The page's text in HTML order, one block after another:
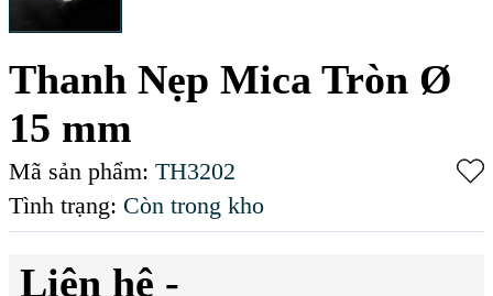
Thanh Nẹp Mica Tròn Ø
15 mm
Mã sản phẩm: TH3202
Tình trạng: Còn trong kho
Liên hệ -